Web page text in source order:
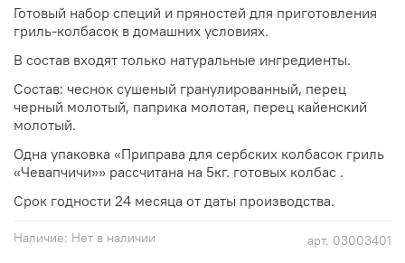
арт. 03003401
Наличие: Нет в наличии
Готовый набор специй и пряностей для приготовления
гриль-колбасок в домашних условиях.
В состав входят только натуральные ингредиенты.
Состав: чеснок сушеный гранулированный, перец
черный молотый, паприка молотая, перец кайенский
молотый.
Одна упаковка «Приправа для сербских колбасок гриль
«Чевапчичи»» рассчитана на 5кг. готовых колбас .
Срок годности 24 месяца от даты производства.